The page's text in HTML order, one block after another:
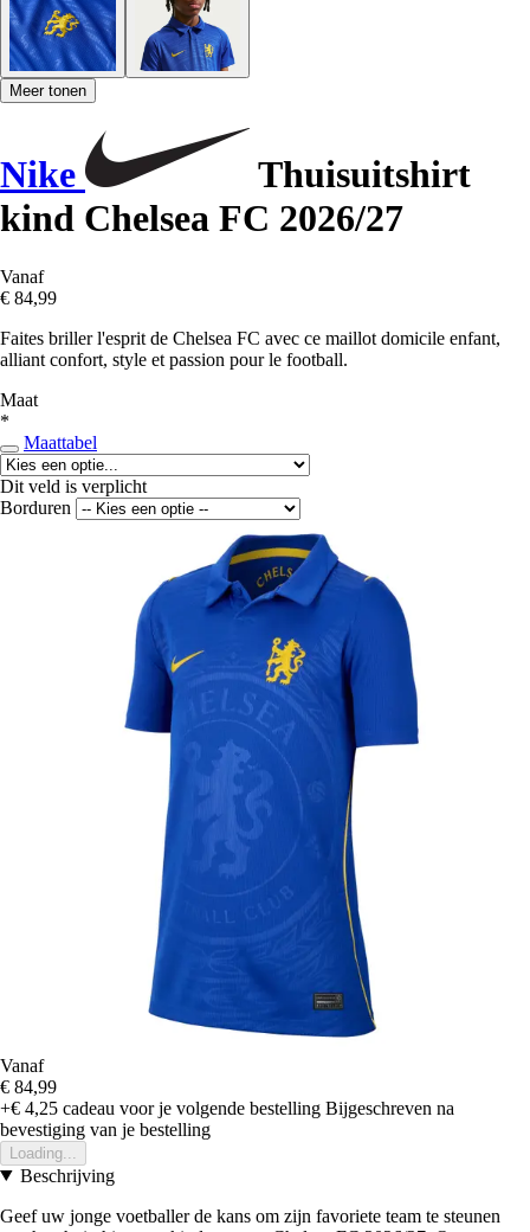
Meer tonen
Nike
Thuisuitshirt
kind Chelsea FC 2026/27
Vanaf
€ 84,99
Faites briller l'esprit de Chelsea FC avec ce maillot domicile enfant,
alliant confort, style et passion pour le football.
Maat
*
Maattabel
Dit veld is verplicht
Borduren
Vanaf
€ 84,99
+€ 4,25 cadeau voor je volgende bestelling Bijgeschreven na
bevestiging van je bestelling
Loading...
Beschrijving
Geef uw jonge voetballer de kans om zijn favoriete team te steunen